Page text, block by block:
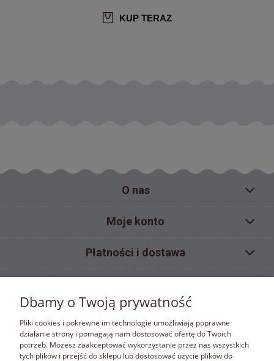
KUP TERAZ
O nas
Moje konto
Płatności i dostawa
Informacje
ZAKAZ KOPIOWANIA
Dbamy o Twoją prywatność
Pliki cookies i pokrewne im technologie umożliwiają poprawne
działanie strony i pomagają nam dostosować ofertę do Twoich
potrzeb. Możesz zaakceptować wykorzystanie przez nas wszystkich
tych plików i przejść do sklepu lub dostosować użycie plików do